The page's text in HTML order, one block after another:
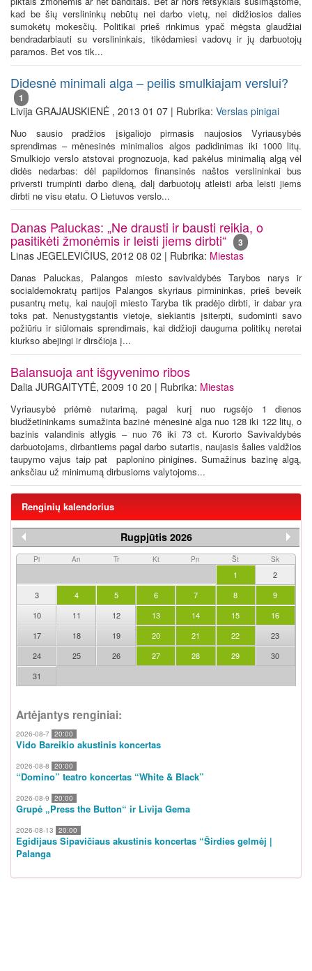
kad be šių verslininkų nebūtų nei darbo vietų, nei didžiosios dalies
sumokėtų mokesčių. Politikai prieš rinkimus ypač mėgsta glaudžiai
bendradarbiauti su verslininkais, tikėdamiesi vadovų ir jų darbuotojų
paramos. Bet vos tik...
Didesnė minimali alga – peilis smulkiajam verslui?
1
Livija GRAJAUSKIENĖ , 2013 01 07 | Rubrika: Verslas pinigai
Nuo sausio pradžios įsigaliojo pirmasis naujosios Vyriausybės
sprendimas – mėnesinės minimalios algos padidinimas iki 1000 litų.
Smulkiojo verslo atstovai prognozuoja, kad pakėlus minimalią algą vėl
didės nedarbas: dėl papildomos finansinės naštos verslininkai bus
priversti trumpinti darbo dieną, dalį darbuotojų atleisti arba leisti jiems
dirbti ne visu etatu. O Lietuvos verslo...
Danas Paluckas: „Ne drausti ir bausti reikia, o
pasitikėti žmonėmis ir leisti jiems dirbti“ 3
Linas JEGELEVIČIUS, 2012 08 02 | Rubrika: Miestas
Danas Paluckas, Palangos miesto savivaldybės Tarybos narys ir
socialdemokratų partijos Palangos skyriaus pirmininkas, prieš beveik
pusantrų metų, kai naujoji miesto Taryba tik pradėjo dirbti, ir dabar yra
toks pat. Nenustygstantis vietoje, siekiantis įsiterpti, sudominti savo
požiūriu ir siūlomais sprendimais, kai didžioji dauguma politikų neretai
kiurkso abejingi ir dirsčioja į...
Balansuoja ant išgyvenimo ribos
Dalia JURGAITYTĖ, 2009 10 20 | Rubrika: Miestas
Vyriausybė priėmė nutarimą, pagal kurį nuo rugsėjo 1 dienos
biudžetininkams sumažinta bazinė mėnesinė alga nuo 128 iki 122 litų, o
bazinis valandinis atlygis – nuo 76 iki 73 ct. Kurorto Savivaldybės
darbuotojams, dirbantiems pagal darbo sutartis, naujasis šalies valdžios
taupymo vajus taip pat paplonino pinigines. Sumažinus bazinę algą,
anksčiau už minimumą dirbusioms valytojoms...
Renginių kalendorius
Rugpjūtis 2026
Pi An Tr Kt Pn Št Sk
1
2
3
4 5 6 7 8
9
10
11 12 13 14 15
16
17
18 19 20 21 22
23
24
25 26 27 28 29
30
31
Artėjantys renginiai:
2026-08-7 20:00
Vido Bareikio akustinis koncertas
2026-08-8 20:00
“Domino” teatro koncertas “White & Black”
2026-08-9 20:00
Grupė „Press the Button“ ir Livija Gema
2026-08-13 20:00
Egidijaus Sipavičiaus akustinis koncertas “Širdies gelmėj |
Palanga